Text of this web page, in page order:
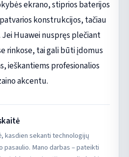
ekrano, stiprios baterijos
konstrukcijos, tačiau
Jei Huawei nuspręs plečiant
rinkose, tai gali būti įdomus
ieškantiems profesionalios
akcentu.
kasdien sekanti technologijų
pasaulio. Mano darbas – pateikti